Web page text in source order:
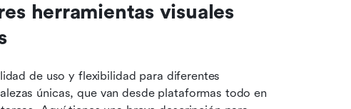
herramientas visuales
de uso y flexibilidad para diferentes
únicas, que van desde plataformas todo en